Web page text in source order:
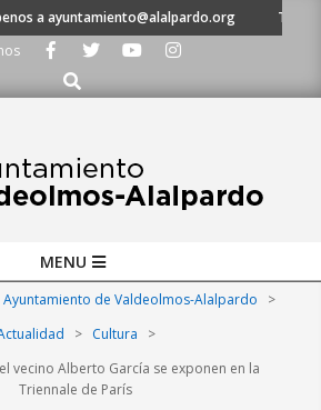
a ayuntamiento@alalpardo.org
TE
Buscar
MENU
Ayuntamiento de Valdeolmos-Alalpardo
>
> Cultura
>
vecino Alberto García se exponen en la
Triennale de París